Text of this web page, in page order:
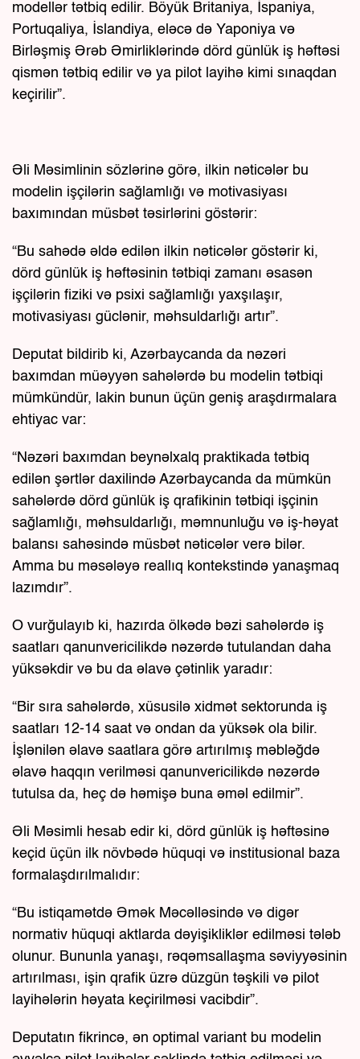
modellər tətbiq edilir. Böyük Britaniya, İspaniya,
Portuqaliya, İslandiya, eləcə də Yaponiya və
Birləşmiş Ərəb Əmirliklərində dörd günlük iş həftəsi
qismən tətbiq edilir və ya pilot layihə kimi sınaqdan
keçirilir”.
Əli Məsimlinin sözlərinə görə, ilkin nəticələr bu
modelin işçilərin sağlamlığı və motivasiyası
baxımından müsbət təsirlərini göstərir:
“Bu sahədə əldə edilən ilkin nəticələr göstərir ki,
dörd günlük iş həftəsinin tətbiqi zamanı əsasən
işçilərin fiziki və psixi sağlamlığı yaxşılaşır,
motivasiyası güclənir, məhsuldarlığı artır”.
Deputat bildirib ki, Azərbaycanda da nəzəri
baxımdan müəyyən sahələrdə bu modelin tətbiqi
mümkündür, lakin bunun üçün geniş araşdırmalara
ehtiyac var:
“Nəzəri baxımdan beynəlxalq praktikada tətbiq
edilən şərtlər daxilində Azərbaycanda da mümkün
sahələrdə dörd günlük iş qrafikinin tətbiqi işçinin
sağlamlığı, məhsuldarlığı, məmnunluğu və iş-həyat
balansı sahəsində müsbət nəticələr verə bilər.
Amma bu məsələyə reallıq kontekstində yanaşmaq
lazımdır”.
O vurğulayıb ki, hazırda ölkədə bəzi sahələrdə iş
saatları qanunvericilikdə nəzərdə tutulandan daha
yüksəkdir və bu da əlavə çətinlik yaradır:
“Bir sıra sahələrdə, xüsusilə xidmət sektorunda iş
saatları 12-14 saat və ondan da yüksək ola bilir.
İşlənilən əlavə saatlara görə artırılmış məbləğdə
əlavə haqqın verilməsi qanunvericilikdə nəzərdə
tutulsa da, heç də həmişə buna əməl edilmir”.
Əli Məsimli hesab edir ki, dörd günlük iş həftəsinə
keçid üçün ilk növbədə hüquqi və institusional baza
formalaşdırılmalıdır:
“Bu istiqamətdə Əmək Məcəlləsində və digər
normativ hüquqi aktlarda dəyişikliklər edilməsi tələb
olunur. Bununla yanaşı, rəqəmsallaşma səviyyəsinin
artırılması, işin qrafik üzrə düzgün təşkili və pilot
layihələrin həyata keçirilməsi vacibdir”.
Deputatın fikrincə, ən optimal variant bu modelin